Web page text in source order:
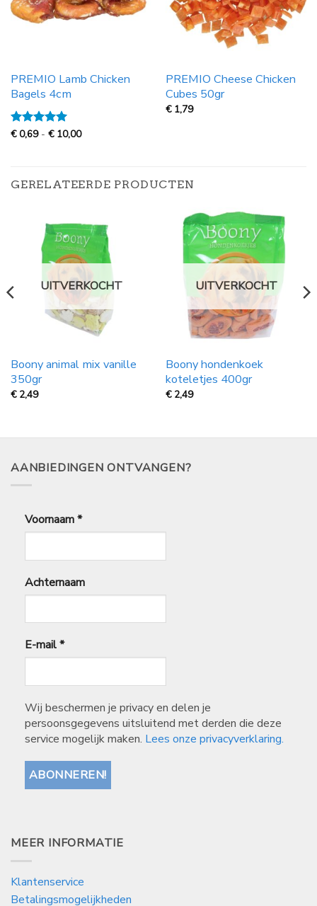
PREMIO Lamb Chicken
Bagels 4cm
Gewaardeerd
€0,69 - € 10,00Prijsklasse:
10,00
PREMIO Cheese Chicken
Cubes 50gr
€ 1,79
GERELATEERDE PRODUCTEN
UITVERKOCHT
Boony animal mix vanille
350gr
€ 2,49
UITVERKOCHT
Boony hondenkoek
koteletjes 400gr
€ 2,49
AANBIEDINGEN ONTVANGEN?
Voornaam*
Achternaam
E-mail*
Wij beschermen je privacy en delen je
persoonsgegevens uitsluitend met derden die deze
service mogelijk maken. Lees onze privacyverklaring.
MEER INFORMATIE
Klantenservice
Betalingsmogelijkheden